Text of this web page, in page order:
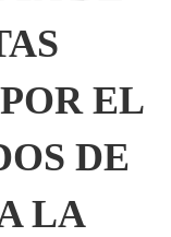
EL
DE
LA